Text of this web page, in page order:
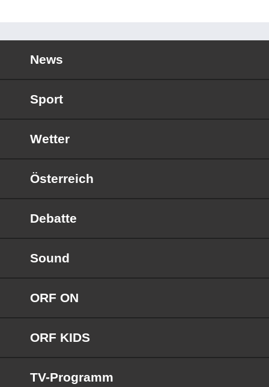
News
Sport
Wetter
Österreich
Debatte
Sound
ORF ON
ORF KIDS
TV-Programm